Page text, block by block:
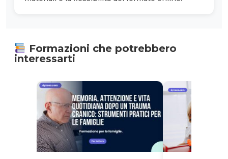
Formazioni che potrebbero
interessarti